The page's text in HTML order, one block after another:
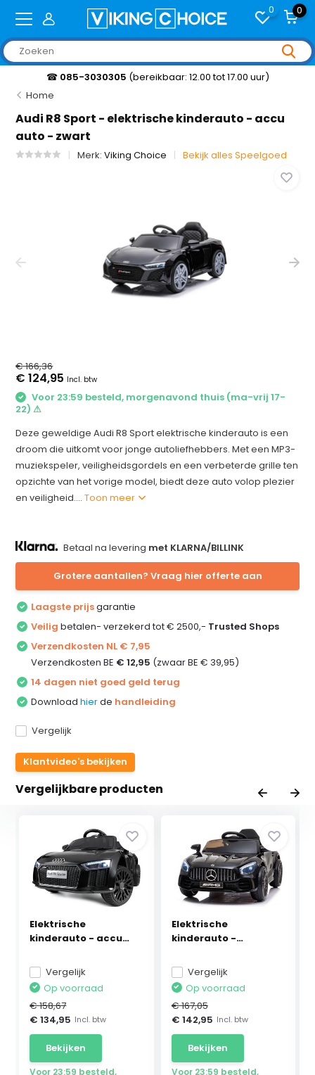
0 0
☎ 085-3030305 (bereikbaar: 12.00 tot 17.00 uur)
Home
Audi R8 Sport - elektrische kinderauto - accu
auto - zwart
Merk:Viking Choice Bekijk alles Speelgoed
€ 166,36
€ 124,95 Incl. btw
Voor 23:59 besteld, morgenavond thuis (ma-vrij 17-
22) ⚠
Deze geweldige Audi R8 Sport elektrische kinderauto is een
droom die uitkomt voor jonge autoliefhebbers. Met een MP3-
muziekspeler, veiligheidsgordels en een verbeterde grille ten
opzichte van het vorige model, biedt deze auto volop plezier
en veiligheid....Toon meer
Betaal na levering met KLARNA/BILLINK
Klantvideo's bekijken
Grotere aantallen? Vraag hier offerte aan
Laagste prijsgarantie
Veilig betalen- verzekerd tot € 2500,- Trusted Shops
Verzendkosten NL € 7,95
Verzendkosten BE € 12,95 (zwaar BE € 39,95)
14 dagen niet goed geld terug
Downloadhierde handleiding
Vergelijk
Vergelijkbare producten
Elektrische
kinderauto - accu
Vergelijk
Op voorraad
€ 158,67
€ 134,95 Incl. btw
Bekijken
Voor 23:59 besteld,
Elektrische
kinderauto -
Vergelijk
Op voorraad
€ 167,05
€ 142,95 Incl. btw
Bekijken
Voor 23:59 besteld,